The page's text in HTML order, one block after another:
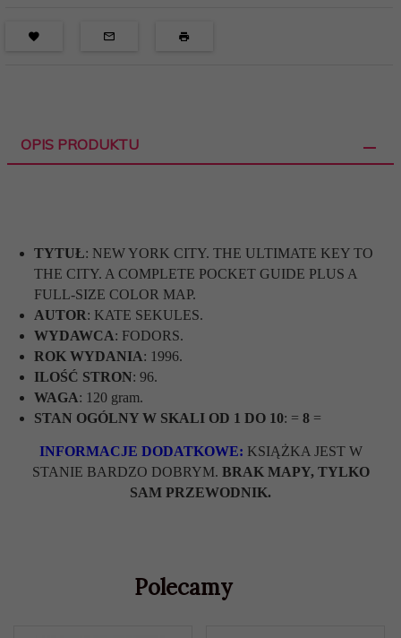
OPIS PRODUKTU
TYTUŁ: NEW YORK CITY. THE ULTIMATE KEY TO
THE CITY. A COMPLETE POCKET GUIDE PLUS A
FULL-SIZE COLOR MAP.
AUTOR: KATE SEKULES.
WYDAWCA: FODORS.
ROK WYDANIA: 1996.
ILOŚĆ STRON: 96.
WAGA: 120 gram.
STAN OGÓLNY W SKALI OD 1 DO 10: = 8 =
INFORMACJE DODATKOWE: KSIĄŻKA JEST W
STANIE BARDZO DOBRYM. BRAK MAPY, TYLKO
SAM PRZEWODNIK.
Polecamy